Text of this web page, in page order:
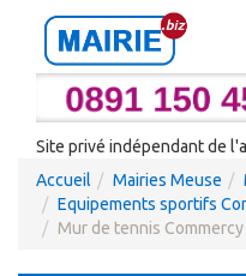
Site privé indépendant de
Accueil
Mairies Meuse
Equipements sportifs
Mur de tennis Commercy